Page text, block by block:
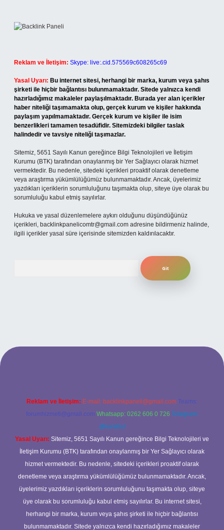
Reklam ve İletişim: Skype: live:.cid.575569c608265c69
Yasal Uyarı: Bu internet sitesi, herhangi bir marka, kurum veya şahıs
şirketi ile hiçbir bağlantısı bulunmamaktadır. Sitede yalnızca kendi
hazırladığımız makaleler paylaşılmaktadır. Burada yer alan içerikler
haber niteliği taşımamakta olup, gerçek kurum ve kişiler hakkında
paylaşım yapılmamaktadır. Gerçek kurum ve kişiler ile isim
benzerlikleri tamamen tesadüfidir. Sitemizdeki bilgiler taslak
halindedir ve tavsiye niteliği taşımazlar.
Sitemiz, 5651 Sayılı Kanun gereğince Bilgi Teknolojileri ve İletişim
Kurumu (BTK) tarafından onaylanmış bir Yer Sağlayıcı olarak hizmet
vermektedir. Bu nedenle, sitedeki içerikleri proaktif olarak denetleme
veya araştırma yükümlülüğümüz bulunmamaktadır. Ancak, üyelerimiz
yazdıkları içeriklerin sorumluluğunu taşımakta olup, siteye üye olarak bu
sorumluluğu kabul etmiş sayılırlar.
Hukuka ve yasal düzenlemelere aykırı olduğunu düşündüğünüz
içerikleri, backlinkpanelicomtr@gmail.com adresine bildirmeniz halinde,
ilgili içerikler yasal süre içerisinde sitemizden kaldırılacaktır.
Reklam ve İletişim: E-mail: backlinkpaneli@gmail.com Teams:
forumhizmeti@gmail.com Whatsapp: 0262 606 0 726 Telegram:
@karabul
Yasal Uyarı: Sitemiz, 5651 Sayılı Kanun gereğince Bilgi Teknolojileri ve
İletişim Kurumu (BTK) tarafından onaylanmış bir Yer Sağlayıcı olarak
hizmet vermektedir. Bu nedenle, sitedeki içerikleri proaktif olarak
denetleme veya araştırma yükümlülüğümüz bulunmamaktadır. Ancak,
üyelerimiz yazdıkları içeriklerin sorumluluğunu taşımakta olup, siteye
üye olarak bu sorumluluğu kabul etmiş sayılırlar. Bu internet sitesi,
herhangi bir marka, kurum veya şahıs şirketi ile hiçbir bağlantısı
bulunmamaktadır. Sitede yalnızca kendi hazırladığımız makaleler